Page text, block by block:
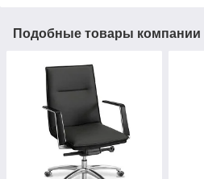
Подобные товары компании